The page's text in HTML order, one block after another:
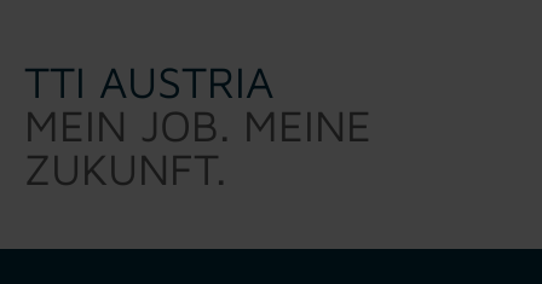
TTI AUSTRIA
MEIN JOB. MEINE
ZUKUNFT.